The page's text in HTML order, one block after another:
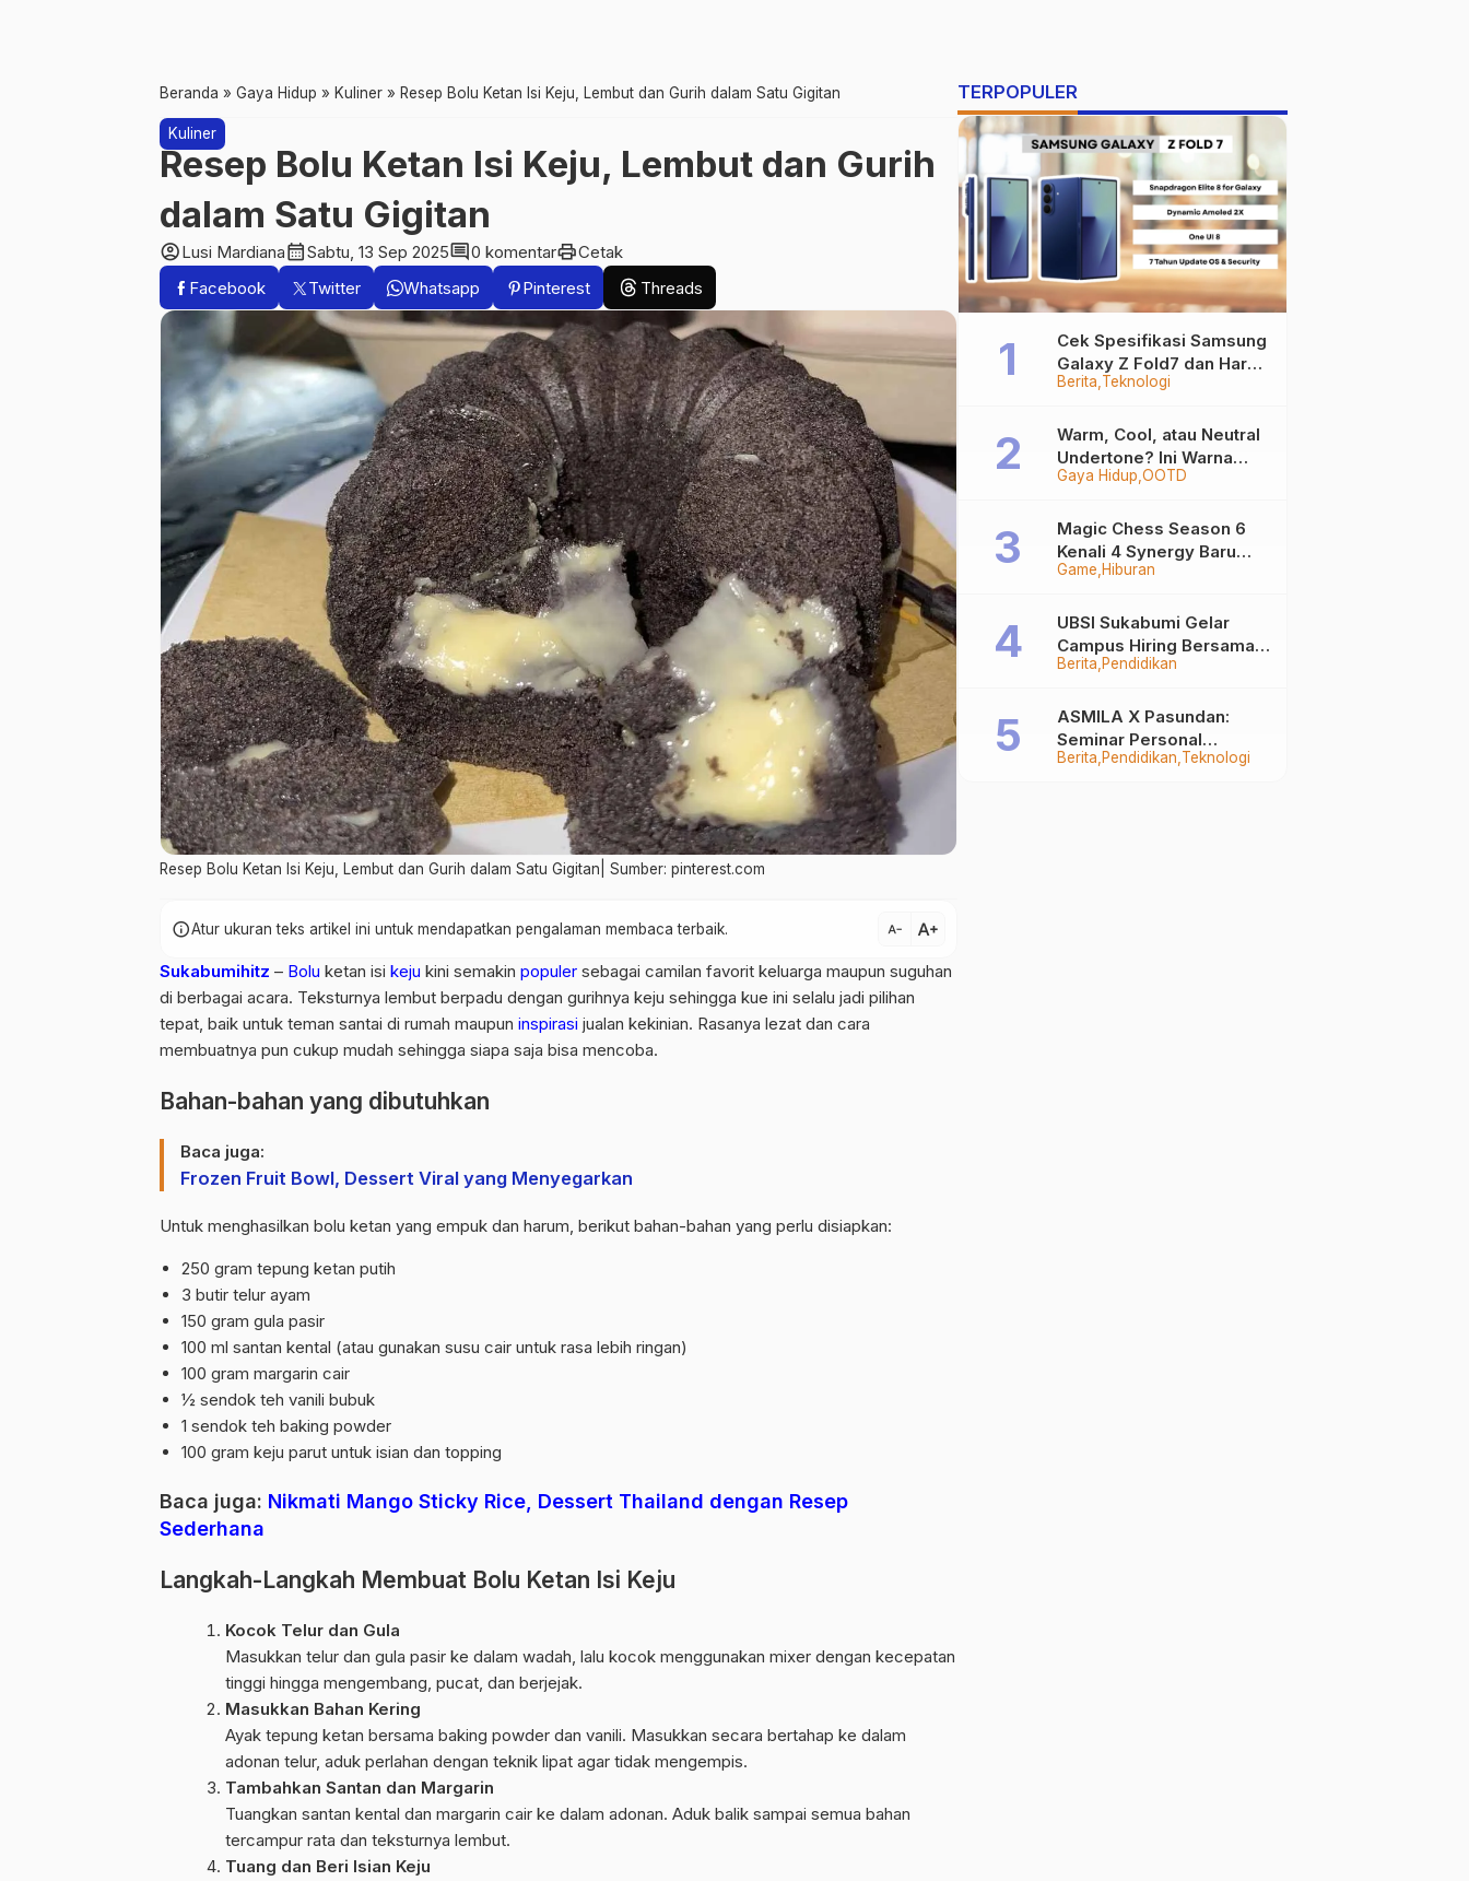
Beranda » Gaya Hidup » Kuliner » Resep Bolu Ketan Isi Keju, Lembut dan Gurih dalam Satu Gigitan
Kuliner
Resep Bolu Ketan Isi Keju, Lembut dan Gurih
dalam Satu Gigitan
account_circleLusi Mardianacalendar_monthSabtu, 13 Sep 2025comment0 komentarprintCetak
Facebook
Twitter Whatsapp Pinterest Threads
Resep Bolu Ketan Isi Keju, Lembut dan Gurih dalam Satu Gigitan| Sumber: pinterest.com
infoAtur ukuran teks artikel ini untuk mendapatkan pengalaman membaca terbaik. text_decrease text_increase
Sukabumihitz – Bolu ketan isi keju kini semakin populer sebagai camilan favorit keluarga maupun suguhan
di berbagai acara. Teksturnya lembut berpadu dengan gurihnya keju sehingga kue ini selalu jadi pilihan
tepat, baik untuk teman santai di rumah maupun inspirasi jualan kekinian. Rasanya lezat dan cara
membuatnya pun cukup mudah sehingga siapa saja bisa mencoba.
Bahan-bahan yang dibutuhkan
Baca juga:
Frozen Fruit Bowl, Dessert Viral yang Menyegarkan
Untuk menghasilkan bolu ketan yang empuk dan harum, berikut bahan-bahan yang perlu disiapkan:
250 gram tepung ketan putih
3 butir telur ayam
150 gram gula pasir
100 ml santan kental (atau gunakan susu cair untuk rasa lebih ringan)
100 gram margarin cair
½ sendok teh vanili bubuk
1 sendok teh baking powder
100 gram keju parut untuk isian dan topping
Baca juga: Nikmati Mango Sticky Rice, Dessert Thailand dengan Resep
Sederhana
Langkah-Langkah Membuat Bolu Ketan Isi Keju
Kocok Telur dan Gula
Masukkan telur dan gula pasir ke dalam wadah, lalu kocok menggunakan mixer dengan kecepatan
tinggi hingga mengembang, pucat, dan berjejak.
Masukkan Bahan Kering
Ayak tepung ketan bersama baking powder dan vanili. Masukkan secara bertahap ke dalam
adonan telur, aduk perlahan dengan teknik lipat agar tidak mengempis.
Tambahkan Santan dan Margarin
Tuangkan santan kental dan margarin cair ke dalam adonan. Aduk balik sampai semua bahan
tercampur rata dan teksturnya lembut.
Tuang dan Beri Isian Keju
TERPOPULER
Berita Teknologi
Cek Spesifikasi Samsung
Galaxy Z Fold7 dan Harga
Resminya
Gaya Hidup OOTD
Warm, Cool, atau Neutral
Undertone? Ini Warna
Baju yang Bikin Kamu
Game Hiburan
Magic Chess Season 6
Kenali 4 Synergy Baru
Terkuat
Berita Pendidikan
UBSI Sukabumi Gelar
Campus Hiring Bersama
PKSS, Buka Peluang Kerja
Berita Pendidikan Teknologi
ASMILA X Pasundan:
Seminar Personal
Branding dan Kreativitas